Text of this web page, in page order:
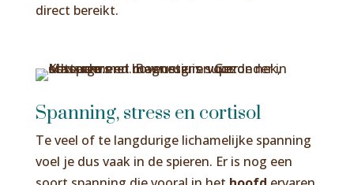
direct bereikt.
Spanning, stress en cortisol
Te veel of te langdurige lichamelijke spanning
voel je dus vaak in de spieren. Er is nog een